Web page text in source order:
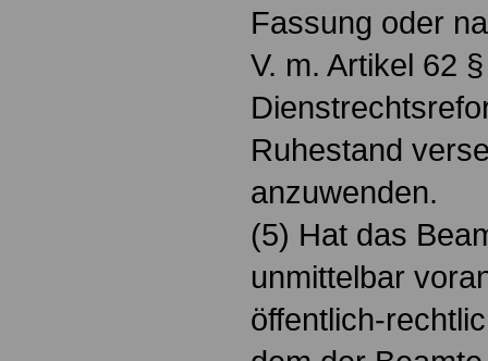
Fassung oder
V. m. Artikel 62
Ruhestand
anzuwenden.
(5) Hat das
unmittelbar
öffentlich-